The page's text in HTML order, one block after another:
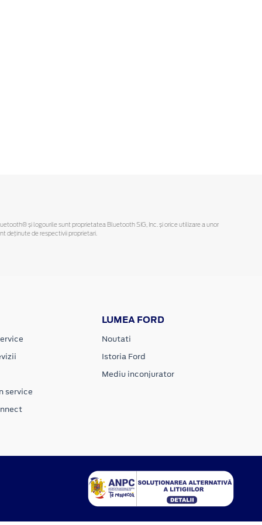
și logourile sunt proprietatea Bluetooth SIG, Inc. și orice utilizare a unor
deținute de respectivii proprietari.
service
LUMEA FORD
Noutati
Istoria Ford
Mediu inconjurator